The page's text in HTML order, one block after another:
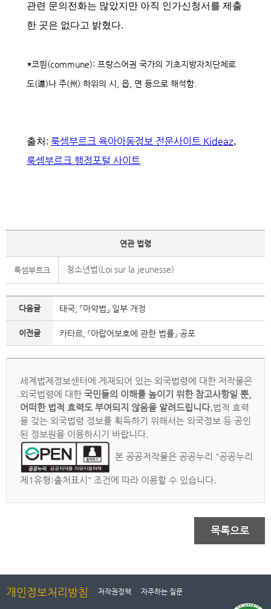
관련 문의전화는 많았지만 아직 인가신청서를 제출
한 곳은 없다고 밝혔다.
*코뮌(commune): 프랑스어권 국가의 기초지방자치단체로
도(道)나 주(州) 하위의 시, 읍, 면 등으로 해석함.
출처: 룩셈부르크 육아아동정보 전문사이트 Kideaz,
룩셈부르크 행정포털 사이트
연관 법령
룩셈부르크 청소년법(Loi sur la jeunesse)
다음글 태국, 「마약법」 일부 개정
이전글 카타르, 『아랍어보호에 관한 법률』 공포
세계법제정보센터에 게재되어 있는 외국법령에 대한 저작물은
외국법령에 대한 국민들의 이해를 높이기 위한 참고사항일 뿐,
어떠한 법적 효력도 부여되지 않음을 알려드립니다.법적 효력
을 갖는 외국법령 정보를 획득하기 위해서는 외국정보 등 공인
된 정보원을 이용하시기 바랍니다.
본 공공저작물은 공공누리 "공공누리
제1유형:출처표시" 조건에 따라 이용할 수 있습니다.
목록으로
개인정보처리방침 저작권정책 자주하는 질문